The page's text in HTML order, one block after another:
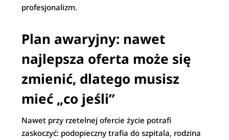
profesjonalizm.
Plan awaryjny: nawet
najlepsza oferta może się
zmienić, dlatego musisz
mieć „co jeśli”
Nawet przy rzetelnej ofercie życie potrafi
zaskoczyć: podopieczny trafia do szpitala, rodzina